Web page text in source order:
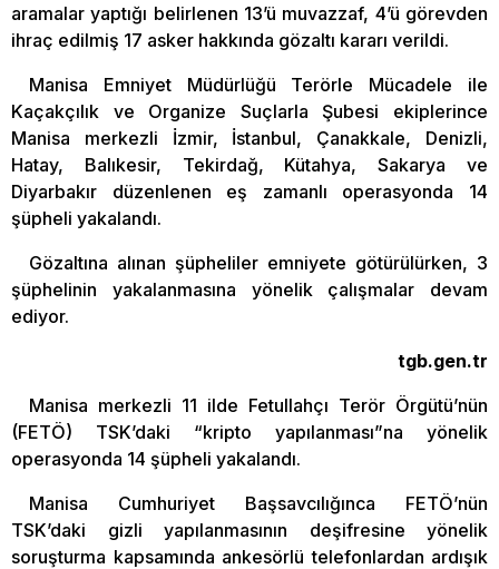
aramalar yaptığı belirlenen 13’ü muvazzaf, 4’ü görevden
ihraç edilmiş 17 asker hakkında gözaltı kararı verildi.
Manisa Emniyet Müdürlüğü Terörle Mücadele ile
Kaçakçılık ve Organize Suçlarla Şubesi ekiplerince
Manisa merkezli İzmir, İstanbul, Çanakkale, Denizli,
Hatay, Balıkesir, Tekirdağ, Kütahya, Sakarya ve
Diyarbakır düzenlenen eş zamanlı operasyonda 14
şüpheli yakalandı.
Gözaltına alınan şüpheliler emniyete götürülürken, 3
şüphelinin yakalanmasına yönelik çalışmalar devam
ediyor.
tgb.gen.tr
Manisa merkezli 11 ilde Fetullahçı Terör Örgütü’nün
(FETÖ) TSK’daki “kripto yapılanması”na yönelik
operasyonda 14 şüpheli yakalandı.
Manisa Cumhuriyet Başsavcılığınca FETÖ’nün
TSK’daki gizli yapılanmasının deşifresine yönelik
soruşturma kapsamında ankesörlü telefonlardan ardışık